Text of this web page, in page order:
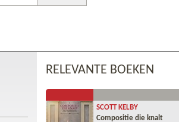
RELEVANTE BOEKEN
SCOTT KELBY
Compositie die knalt